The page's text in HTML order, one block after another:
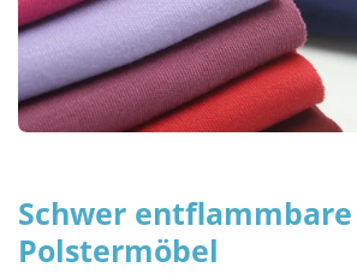
Schwer entflammbare
Polstermöbel